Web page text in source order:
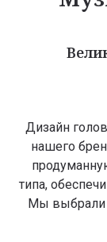
Дизайн
нашего
типа,
Мы выбрали